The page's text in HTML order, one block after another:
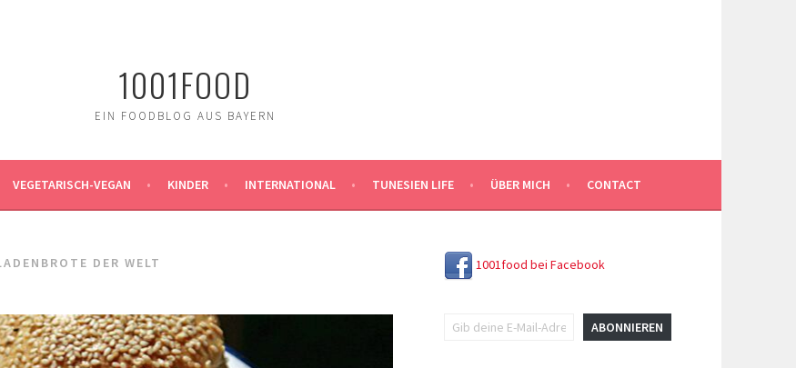
1001FOOD
EIN FOODBLOG AUS BAYERN
VEGETARISCH-VEGAN KINDER INTERNATIONAL TUNESIEN LIFE ÜBER MICH CONTACT
DER WELT 1001food bei Facebook
ABONNIEREN